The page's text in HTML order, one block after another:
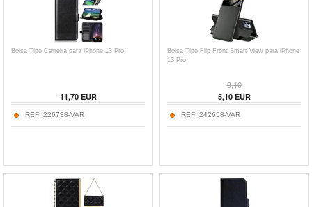
Bolsa Tipo Carteira para iPhone 13 Pro
11,70EUR
REF: 226738-VAR
Bolsa Tipo Flip Front Smart View para iPhone
13 Pro
9,10
5,10EUR
REF: 242658-VAR